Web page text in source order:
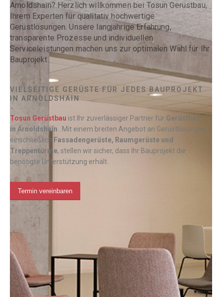
Arnoldshain? Herzlich willkommen bei Tosun Gerüstbau,
Ihrem Experten für qualitativ hochwertige
Gerüstlösungen. Unsere langjährige Erfahrung,
transparente Prozesse und individuellen
Serviceleistungen machen uns zur optimalen Wahl für Ihr
Bauprojekt.
VIELSEITIGE GERÜSTE FÜR JEDES BAUPROJEKT
IN ARNOLDSHAIN
Tosun Gerüstbau ist Ihr zuverlässiger Partner für Gerüstbau
in Arnoldshain
. Mit einem breiten Angebot an Gerüstlösungen,
einschließlich Fassadengerüste, Raumgerüste und
Treppentürme, stellen wir sicher, dass Ihr Bauprojekt die
benötigte Unterstützung erhält.
Termin vereinbaren